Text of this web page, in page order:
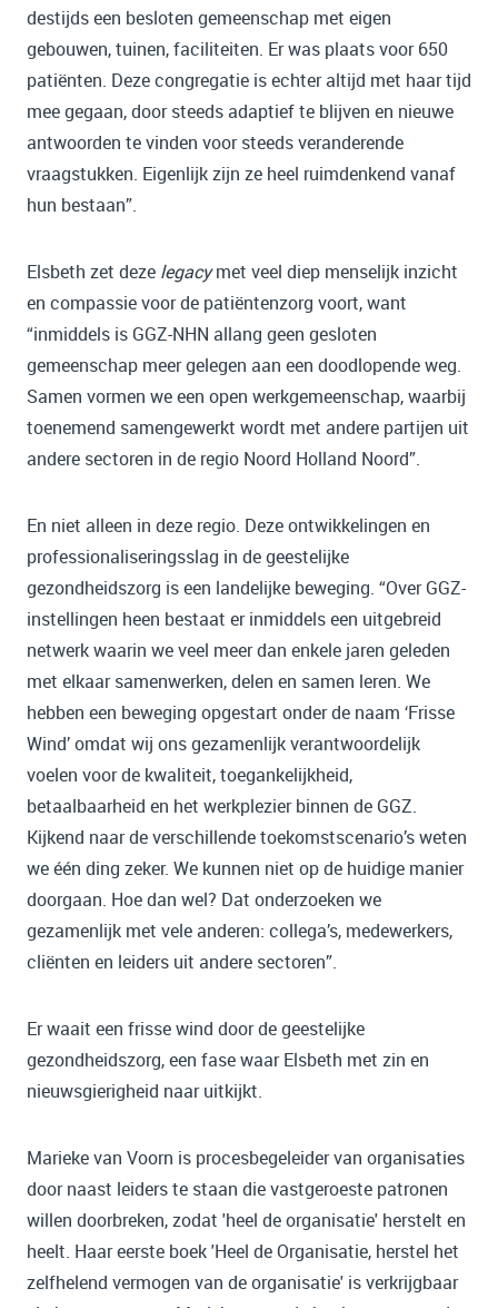
destijds een besloten gemeenschap met eigen
gebouwen, tuinen, faciliteiten. Er was plaats voor 650
patiënten. Deze congregatie is echter altijd met haar tijd
mee gegaan, door steeds adaptief te blijven en nieuwe
antwoorden te vinden voor steeds veranderende
vraagstukken. Eigenlijk zijn ze heel ruimdenkend vanaf
hun bestaan”.
Elsbeth zet deze legacymet veel diep menselijk inzicht
en compassie voor de patiëntenzorg voort, want
“inmiddels is GGZ-NHN allang geen gesloten
gemeenschap meer gelegen aan een doodlopende weg.
Samen vormen we een open werkgemeenschap, waarbij
toenemend samengewerkt wordt met andere partijen uit
andere sectoren in de regio Noord Holland Noord”.
En niet alleen in deze regio. Deze ontwikkelingen en
professionaliseringsslag in de geestelijke
gezondheidszorg is een landelijke beweging. “Over GGZ-
instellingen heen bestaat er inmiddels een uitgebreid
netwerk waarin we veel meer dan enkele jaren geleden
met elkaar samenwerken, delen en samen leren. We
hebben een beweging opgestart onder de naam ‘Frisse
Wind’ omdat wij ons gezamenlijk verantwoordelijk
voelen voor de kwaliteit, toegankelijkheid,
betaalbaarheid en het werkplezier binnen de GGZ.
Kijkend naar de verschillende toekomstscenario’s weten
we één ding zeker. We kunnen niet op de huidige manier
doorgaan. Hoe dan wel? Dat onderzoeken we
gezamenlijk met vele anderen: collega’s, medewerkers,
cliënten en leiders uit andere sectoren”.
Er waait een frisse wind door de geestelijke
gezondheidszorg, een fase waar Elsbeth met zin en
nieuwsgierigheid naar uitkijkt.
Marieke van Voorn is procesbegeleider van organisaties
door naast leiders te staan die vastgeroeste patronen
willen doorbreken, zodat 'heel de organisatie' herstelt en
heelt. Haar eerste boek 'Heel de Organisatie, herstel het
zelfhelend vermogen van de organisatie' is verkrijgbaar